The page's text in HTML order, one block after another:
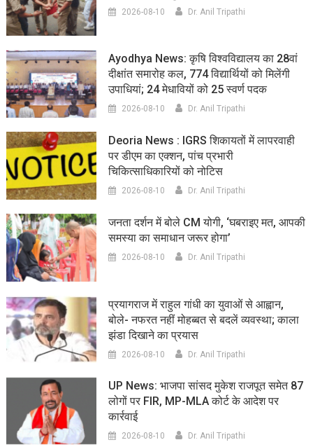
2026-08-10 Dr. Anil Tripathi
Ayodhya News: कृषि विश्वविद्यालय का 28वां
दीक्षांत समारोह कल, 774 विद्यार्थियों को मिलेंगी
उपाधियां; 24 मेधावियों को 25 स्वर्ण पदक
2026-08-10 Dr. Anil Tripathi
Deoria News : IGRS शिकायतों में लापरवाही
पर डीएम का एक्शन, पांच प्रभारी
चिकित्साधिकारियों को नोटिस
2026-08-10 Dr. Anil Tripathi
जनता दर्शन में बोले CM योगी, ‘घबराइए मत, आपकी
समस्या का समाधान जरूर होगा’
2026-08-10 Dr. Anil Tripathi
प्रयागराज में राहुल गांधी का युवाओं से आह्वान,
बोले- नफरत नहीं मोहब्बत से बदलें व्यवस्था; काला
झंडा दिखाने का प्रयास
2026-08-10 Dr. Anil Tripathi
UP News: भाजपा सांसद मुकेश राजपूत समेत 87
लोगों पर FIR, MP-MLA कोर्ट के आदेश पर
कार्रवाई
2026-08-10 Dr. Anil Tripathi